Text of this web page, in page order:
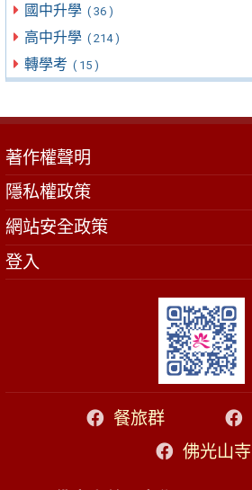
國中升學 ( 36 )
高中升學 ( 214 )
轉學考 ( 15 )
著作權聲明
隱私權政策
網站安全政策
登入
餐旅群
佛光山寺